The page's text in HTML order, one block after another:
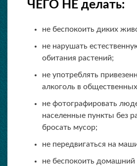
ЧЕГО НЕ делать:
не беспокоить диких
не нарушать
обитания растений;
не употреблять
алкоголь в
не фотографировать
населенные пункты без
бросать мусор;
не передвигаться на
не беспокоить домашний